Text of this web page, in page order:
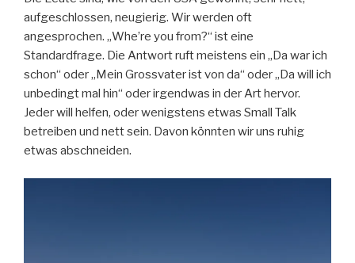
aufgeschlossen, neugierig. Wir werden oft
angesprochen. „Whe’re you from?“ ist eine
Standardfrage. Die Antwort ruft meistens ein „Da war ich
schon“ oder „Mein Grossvater ist von da“ oder „Da will ich
unbedingt mal hin“ oder irgendwas in der Art hervor.
Jeder will helfen, oder wenigstens etwas Small Talk
betreiben und nett sein. Davon könnten wir uns ruhig
etwas abschneiden.